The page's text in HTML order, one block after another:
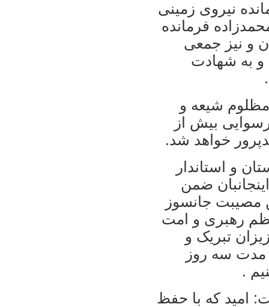
نيروی زمينی
فرمانده
و نيز جمعی
و به شهادت
مظلوم شيعه و
بيش از
خواهد شد.
و استاندار
ضمن
مصيبت جانسوز
رهبری و امت
تبريک و
مدت سه روز
.
اميد که با حفظ